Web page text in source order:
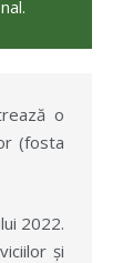
o
(fosta
2022.
și